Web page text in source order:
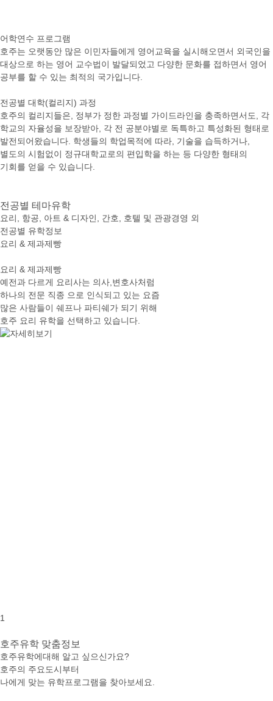
어학연수 프로그램
호주는 오랫동안 많은 이민자들에게 영어교육을 실시해오면서 외국인을
대상으로 하는 영어 교수법이 발달되었고 다양한 문화를 접하면서 영어
공부를 할 수 있는 최적의 국가입니다.
전공별 대학(컬리지) 과정
호주의 컬리지들은, 정부가 정한 과정별 가이드라인을 충족하면서도, 각
학교의 자율성을 보장받아, 각 전 공분야별로 독특하고 특성화된 형태로
발전되어왔습니다. 학생들의 학업목적에 따라, 기술을 습득하거나,
별도의 시험없이 정규대학교로의 편입학을 하는 등 다양한 형태의
기회를 얻을 수 있습니다.
전공별 테마유학
요리, 항공, 아트 & 디자인, 간호, 호텔 및 관광경영 외
전공별 유학정보
요리 & 제과제빵
요리 & 제과제빵
예전과 다르게 요리사는 의사,변호사처럼
하나의 전문 직종 으로 인식되고 있는 요즘
많은 사람들이 쉐프나 파티쉐가 되기 위해
호주 요리 유학을 선택하고 있습니다.
1
호주유학 맞춤정보
호주유학에대해 알고 싶으신가요?
호주의 주요도시부터
나에게 맞는 유학프로그램을 찾아보세요.